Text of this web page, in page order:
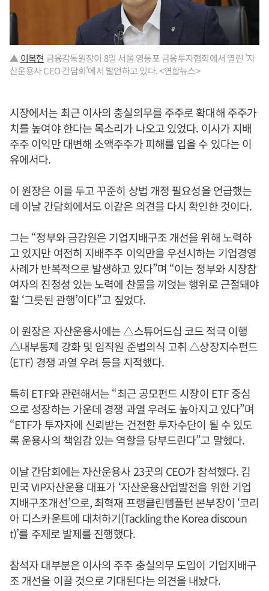
▲ 이복현 금융감독원장이 8일 서울 영등포 금융투자협회에서 열린 '자
산운용사 CEO 간담회'에서 발언하고 있다. <연합뉴스>
시장에서는 최근 이사의 충실의무를 주주로 확대해 주주가
치를 높여야 한다는 목소리가 나오고 있었다. 이사가 지배
주주 이익만 대변해 소액주주가 피해를 입을 수 있다는 이
유에서다.
이 원장은 이를 두고 꾸준히 상법 개정 필요성을 언급했는
데 이날 간담회에서도 이같은 의견을 다시 확인한 것이다.
그는 “정부와 금감원은 기업지배구조 개선을 위해 노력하
고 있지만 여전히 지배주주 이익만을 우선시하는 기업경영
사례가 반복적으로 발생하고 있다”며 “이는 정부와 시장참
여자의 진정성 있는 노력에 찬물을 끼얹는 행위로 근절돼야
할 ‘그릇된 관행’이다”고 짚었다.
이 원장은 자산운용사에는 △스튜어드십 코드 적극 이행
△내부통제 강화 및 임직원 준법의식 고취 △상장지수펀드
(ETF) 경쟁 과열 우려 등을 지적했다.
특히 ETF와 관련해서는 “최근 공모펀드 시장이 ETF 중심
으로 성장하는 가운데 경쟁 과열 우려도 높아지고 있다”며
“ETF가 투자자에 신뢰받는 건전한 투자수단이 될 수 있도
록 운용사의 책임감 있는 역할을 당부드린다”고 말했다.
이날 간담회에는 자산운용사 23곳의 CEO가 참석했다. 김
민국 VIP자산운용 대표가 ‘자산운용산업발전을 위한 기업
지배구조개선’으로, 최혁재 프랭클린템플턴 본부장이 ‘코리
아 디스카운트에 대처하기(Tackling the Korea discoun
t)’를 주제로 발제를 진행했다.
참석자 대부분은 이사의 주주 충실의무 도입이 기업지배구
조 개선을 이끌 것으로 기대된다는 의견을 내놨다.